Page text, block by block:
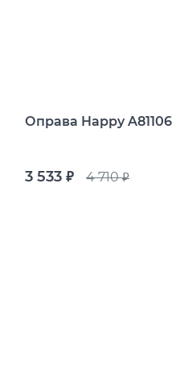
Оправа Happy A81106
3 533 руб. 4 710руб.